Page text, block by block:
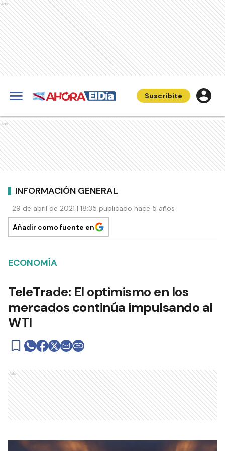
Ads
Suscribite
Ads
INFORMACIÓN GENERAL
29 de abril de 2021 | 18:35 publicado hace 5 años
Añadir como fuente en
ECONOMÍA
TeleTrade: El optimismo en los
mercados continúa impulsando al
WTI
Ads